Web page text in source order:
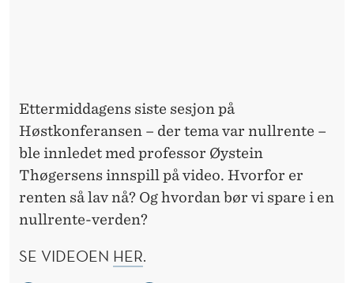
Ettermiddagens siste sesjon på
Høstkonferansen – der tema var nullrente –
ble innledet med professor Øystein
Thøgersens innspill på video. Hvorfor er
renten så lav nå? Og hvordan bør vi spare i en
nullrente-verden?
SE VIDEOEN HER.